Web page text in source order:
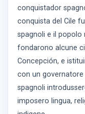
conquistador
conquista del Cile
spagnoli e il popolo
fondarono alcune
Concepción, e
con un governatore
spagnoli
imposero lingua,